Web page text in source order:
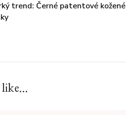
trend: Černé patentové kožené
like...